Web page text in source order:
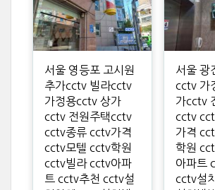
서울 영등포 고시원
추가cctv 빌라cctv
가정용cctv 상가
cctv 전원주택cctv
cctv종류 cctv가격
cctv모텔 cctv학원
cctv빌라 cctv아파
트 cctv추천 cctv설
서울 광
cctv 가
가cctv
cctv
가격
학원
아파트
cctv설